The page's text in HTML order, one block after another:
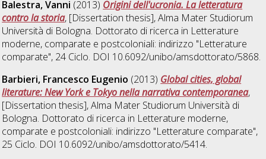
Balestra, Vanni (2013) Origini dell'ucronia. La letteratura
contro la storia, [Dissertation thesis], Alma Mater Studiorum
Università di Bologna. Dottorato di ricerca in Letterature
moderne, comparate e postcoloniali: indirizzo "Letterature
comparate", 24 Ciclo. DOI 10.6092/unibo/amsdottorato/5868.
Barbieri, Francesco Eugenio (2013) Global cities, global
literature: New York e Tokyo nella narrativa contemporanea,
[Dissertation thesis], Alma Mater Studiorum Università di
Bologna. Dottorato di ricerca in Letterature moderne,
comparate e postcoloniali: indirizzo "Letterature comparate",
25 Ciclo. DOI 10.6092/unibo/amsdottorato/5414.